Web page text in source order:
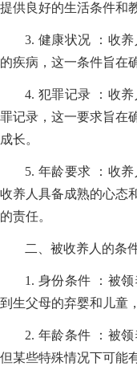
提供良好的生活条件和
3. 健康状况 ：收
的疾病，这一条件旨在
4. 犯罪记录 ：收
罪记录，这一要求旨在
成长。
5. 年龄要求 ：收
收养人具备成熟的心态
的责任。
二、被收养人的条
1. 身份条件 ：被
到生父母的弃婴和儿童
2. 年龄条件 ：被
但某些特殊情况下可能